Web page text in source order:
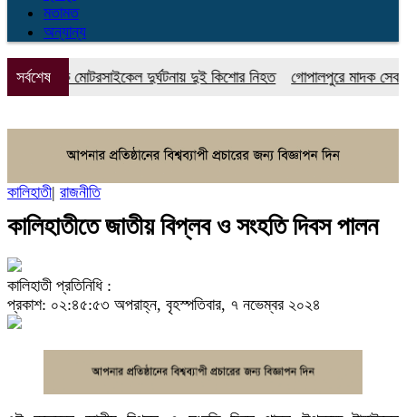
মতামত
অন্যান্য
সর্বশেষ
পৃথক মোটরসাইকেল দুর্ঘটনায় দুই কিশোর নিহত গোপালপুরে মাদক সেবনের
কালিহাতী| রাজনীতি
কালিহাতীতে জাতীয় বিপ্লব ও সংহতি দিবস পালন
কালিহাতী প্রতিনিধি :
প্রকাশ: ০২:৪৫:৫৩ অপরাহ্ন, বৃহস্পতিবার, ৭ নভেম্বর ২০২৪